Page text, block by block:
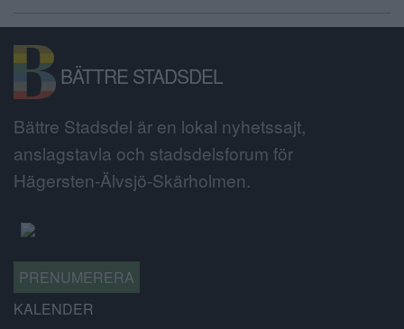
BÄTTRE STADSDEL
Bättre Stadsdel är en lokal nyhetssajt,
anslagstavla och stadsdelsforum för
Hägersten-Älvsjö-Skärholmen.
PRENUMERERA
KALENDER